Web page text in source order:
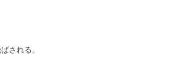
される。